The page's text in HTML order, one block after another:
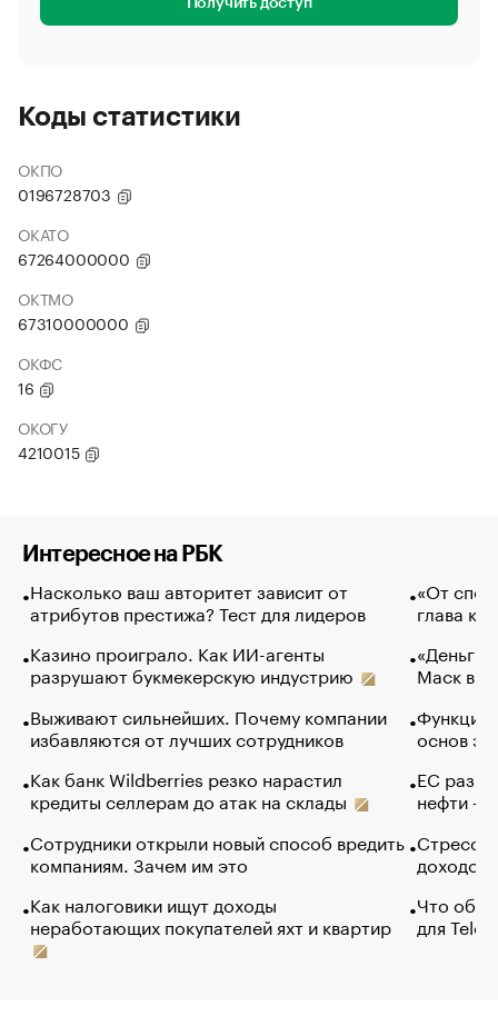
Получить доступ
Коды статистики
ОКПО
0196728703
ОКАТО
67264000000
ОКТМО
67310000000
ОКФС
16
ОКОГУ
4210015
Интересное на РБК
Насколько ваш авторитет зависит от
атрибутов престижа? Тест для лидеров
Казино проиграло. Как ИИ-агенты
разрушают букмекерскую индустрию
Выживают сильнейших. Почему компании
избавляются от лучших сотрудников
Как банк Wildberries резко нарастил
кредиты селлерам до атак на склады
Сотрудники открыли новый способ вредить
компаниям. Зачем им это
Как налоговики ищут доходы
неработающих покупателей яхт и квартир
«От
глава
«Деньги
Маск в
Функции
основ
ЕС
нефти —
Стресс
доходов
Что
для